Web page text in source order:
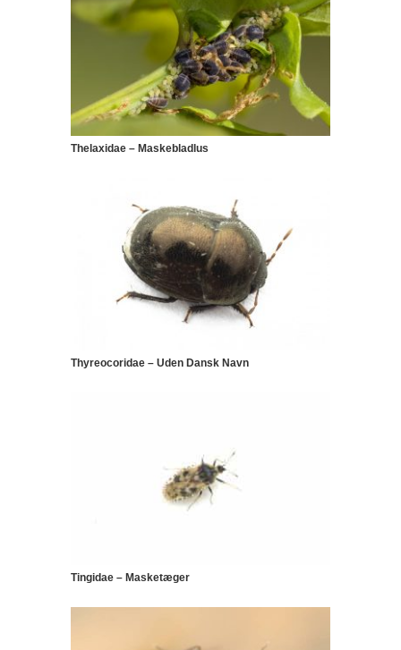
Thelaxidae – Maskebladlus
Thyreocoridae – Uden Dansk Navn
Tingidae – Masketæger